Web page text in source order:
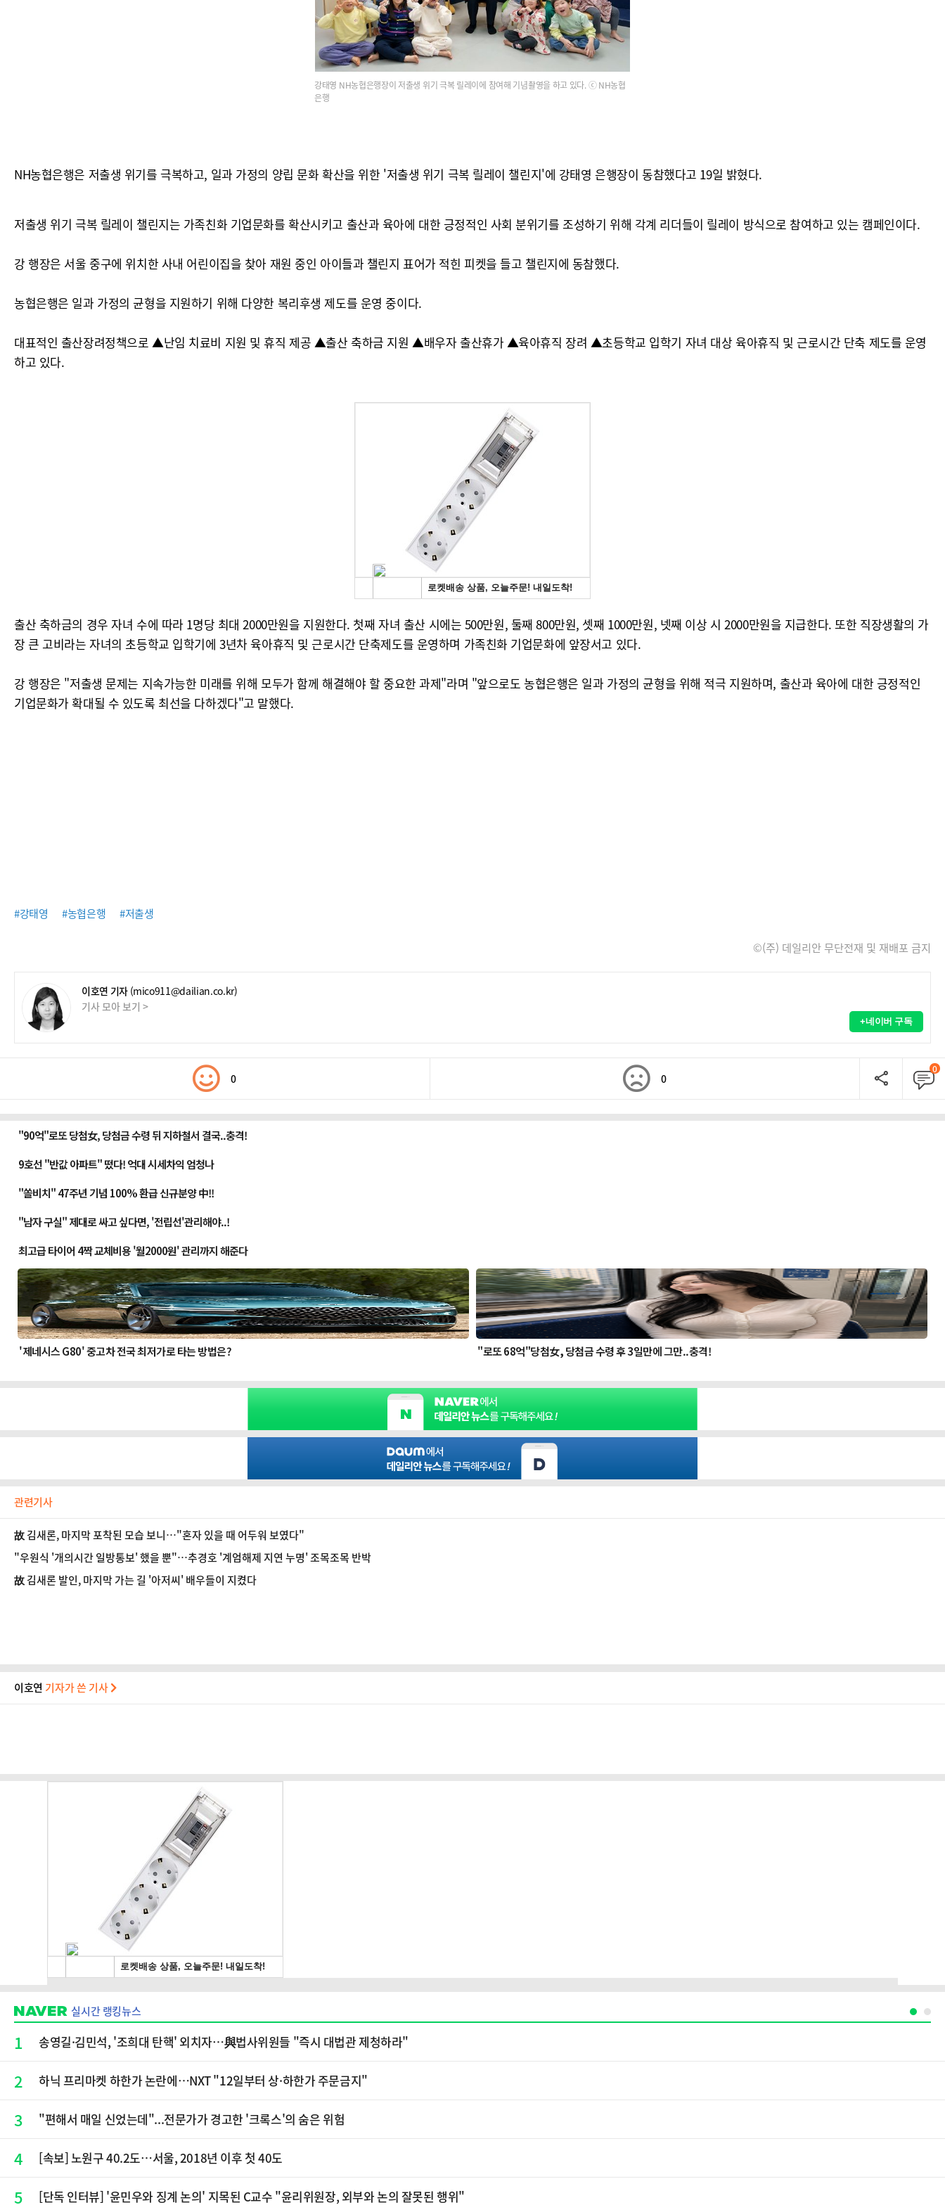
강태영 NH농협은행장이 저출생 위기 극복 릴레이에 참여해 기념촬영을 하고 있다. ⓒ NH농협
은행
NH농협은행은 저출생 위기를 극복하고, 일과 가정의 양립 문화 확산을 위한 '저출생 위기 극복 릴레이 챌린지'에 강태영 은행장이 동참했다고 19일 밝혔다.
저출생 위기 극복 릴레이 챌린지는 가족친화 기업문화를 확산시키고 출산과 육아에 대한 긍정적인 사회 분위기를 조성하기 위해 각계 리더들이 릴레이 방식으로 참여하고 있는 캠페인이다.
강 행장은 서울 중구에 위치한 사내 어린이집을 찾아 재원 중인 아이들과 챌린지 표어가 적힌 피켓을 들고 챌린지에 동참했다.
농협은행은 일과 가정의 균형을 지원하기 위해 다양한 복리후생 제도를 운영 중이다.
대표적인 출산장려정책으로 ▲난임 치료비 지원 및 휴직 제공 ▲출산 축하금 지원 ▲배우자 출산휴가 ▲육아휴직 장려 ▲초등학교 입학기 자녀 대상 육아휴직 및 근로시간 단축 제도를 운영
하고 있다.
출산 축하금의 경우 자녀 수에 따라 1명당 최대 2000만원을 지원한다. 첫째 자녀 출산 시에는 500만원, 둘째 800만원, 셋째 1000만원, 넷째 이상 시 2000만원을 지급한다. 또한 직장생활의 가
장 큰 고비라는 자녀의 초등학교 입학기에 3년차 육아휴직 및 근로시간 단축제도를 운영하며 가족친화 기업문화에 앞장서고 있다.
강 행장은 "저출생 문제는 지속가능한 미래를 위해 모두가 함께 해결해야 할 중요한 과제"라며 "앞으로도 농협은행은 일과 가정의 균형을 위해 적극 지원하며, 출산과 육아에 대한 긍정적인
기업문화가 확대될 수 있도록 최선을 다하겠다"고 말했다.
#강태영 #농협은행 #저출생
©(주) 데일리안 무단전재 및 재배포 금지
이호연 기자 (mico911@dailian.co.kr)
기사 모아 보기 >
+네이버 구독
0 0
0
관련기사
故 김새론, 마지막 포착된 모습 보니…"혼자 있을 때 어두워 보였다"
"우원식 '개의시간 일방통보' 했을 뿐"…추경호 '계엄해제 지연 누명' 조목조목 반박
故 김새론 발인, 마지막 가는 길 '아저씨' 배우들이 지켰다
이호연 기자가 쓴 기사
실시간 랭킹뉴스
1 송영길·김민석, '조희대 탄핵' 외치자…與법사위원들 "즉시 대법관 제청하라"
2 하닉 프리마켓 하한가 논란에…NXT "12일부터 상·하한가 주문금지"
3 "편해서 매일 신었는데"...전문가가 경고한 '크록스'의 숨은 위험
4 [속보] 노원구 40.2도…서울, 2018년 이후 첫 40도
5 [단독 인터뷰] '윤민우와 징계 논의' 지목된 C교수 "윤리위원장, 외부와 논의 잘못된 행위"